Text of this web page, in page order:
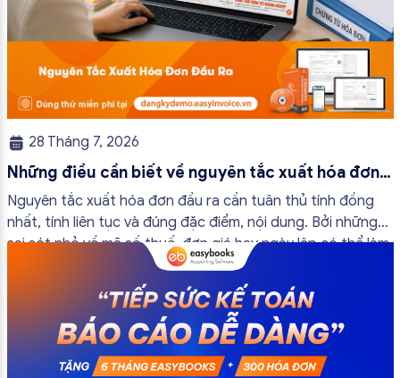
28 Tháng 7, 2026
Những điều cần biết về nguyên tắc xuất hóa đơn
đầu ra
Nguyên tắc xuất hóa đơn đầu ra cần tuân thủ tính đồng
nhất, tính liên tục và đúng đặc điểm, nội dung. Bởi những
sai sót nhỏ về mã số thuế, đơn giá hay ngày lập có thể làm
ảnh hưởng đến quá trình quyết toán thuế của bạn. Kế
toán có thể tham khảo […]